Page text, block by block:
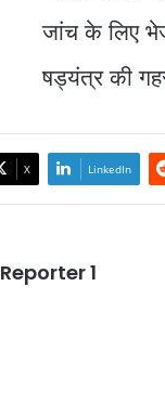
जांच के लिए
षड्यंत्र की
X LinkedIn
Reporter 1